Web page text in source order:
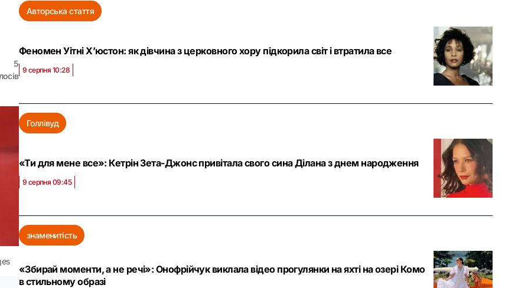
5
Авторська стаття
Феномен Уітні Х’юстон: як дівчина з церковного хору підкорила світ і втратила все
9 серпня 10:28
Голлівуд
«Ти для мене все»: Кетрін Зета-Джонс привітала свого сина Ділана з днем народження
9 серпня 09:45
знаменитість
«Збирай моменти, а не речі»: Онофрійчук виклала відео прогулянки на яхті на озері Комо
в стильному образі